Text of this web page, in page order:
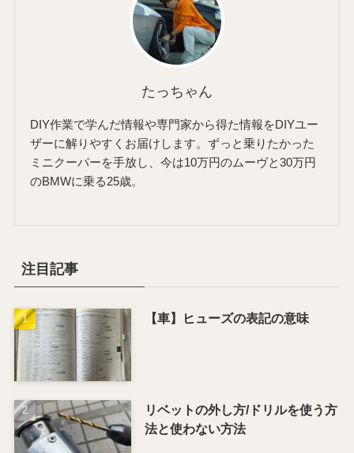
たっちゃん
DIY作業で学んだ情報や専門家から得た情報をDIYユー
ザーに解りやすくお届けします。ずっと乗りたかった
ミニクーパーを手放し、今は10万円のムーヴと30万円
のBMWに乗る25歳。
注目記事
【車】ヒューズの表記の意味
リベットの外し方/ドリルを使う方
法と使わない方法